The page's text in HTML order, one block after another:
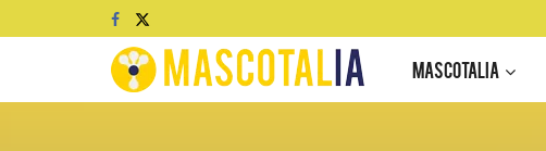
MASCOTALIA